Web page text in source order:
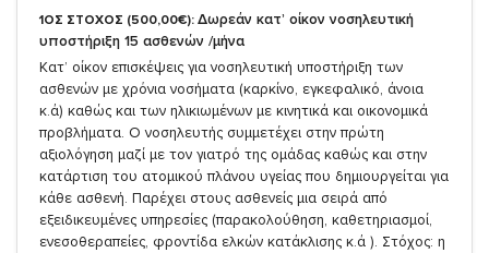
1ΟΣ ΣΤΟΧΟΣ (500,00€): Δωρεάν κατ’ οίκον νοσηλευτική
υποστήριξη 15 ασθενών /μήνα
Κατ’ οίκον επισκέψεις για νοσηλευτική υποστήριξη των
ασθενών με χρόνια νοσήματα (καρκίνο, εγκεφαλικό, άνοια
κ.ά) καθώς και των ηλικιωμένων με κινητικά και οικονομικά
προβλήματα. Ο νοσηλευτής συμμετέχει στην πρώτη
αξιολόγηση μαζί με τον γιατρό της ομάδας καθώς και στην
κατάρτιση του ατομικού πλάνου υγείας που δημιουργείται για
κάθε ασθενή. Παρέχει στους ασθενείς μια σειρά από
εξειδικευμένες υπηρεσίες (παρακολούθηση, καθετηριασμοί,
ενεσοθεραπείες, φροντίδα ελκών κατάκλισης κ.ά ). Στόχος: η